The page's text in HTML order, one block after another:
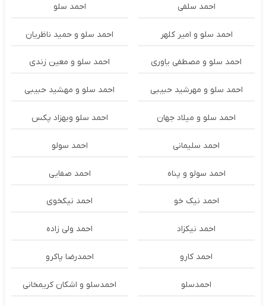
احمد سلفی احمد سلو
احمد سلو و امیر کلهر احمد سلو و حمید ناظریان
احمد سلو و مصطفی یاوری احمد سلو و معین زندی
احمد سلو و مهرشید حبیبی احمد سلو و مهشید حبیبی
احمد سلو و میلاد جهان احمد سلو وبهزاد پکس
احمد سلیمانی احمد سولو
احمد سولو و پناه احمد صفایی
احمد نیک خو احمد نیکخوی
احمد نیکزاد احمد ولی زاده
احمد کارو احمدرضا پاکرو
احمدسلو احمدسلو و اشکان کریمخانی